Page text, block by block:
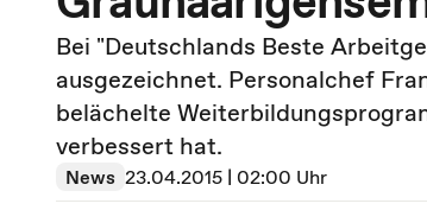
Bei "Deutschlands Beste
ausgezeichnet. Personalchef
belächelte
verbessert hat.
News 23.04.2015 | 02:00 Uhr